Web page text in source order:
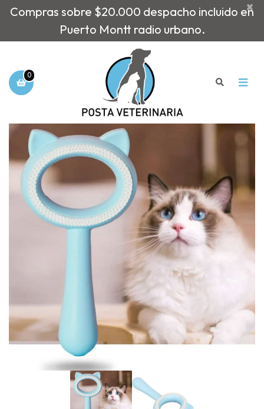
Compras sobre $20.000 despacho incluido en
Puerto Montt radio urbano.
×
0